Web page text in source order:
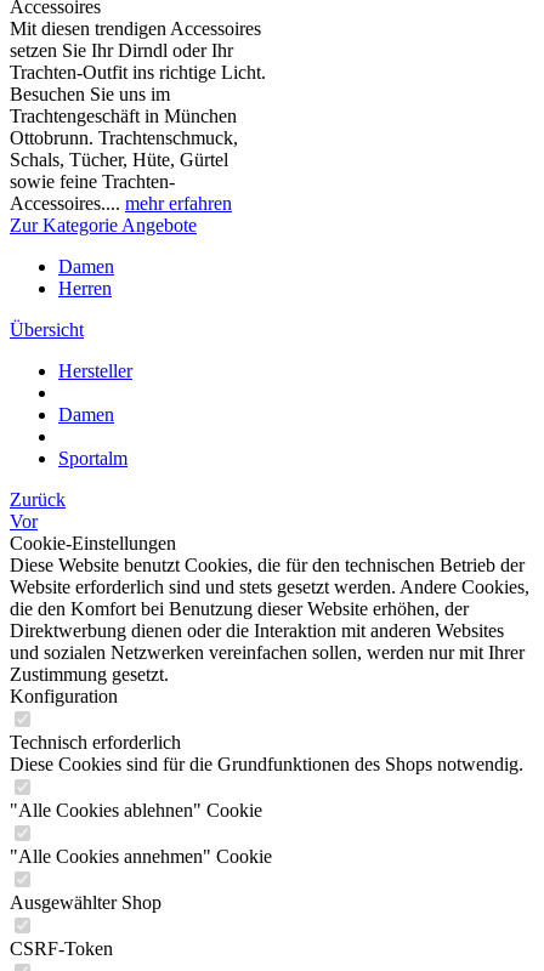
Accessoires
Mit diesen trendigen Accessoires
setzen Sie Ihr Dirndl oder Ihr
Trachten-Outfit ins richtige Licht.
Besuchen Sie uns im
Trachtengeschäft in München
Ottobrunn. Trachtenschmuck,
Schals, Tücher, Hüte, Gürtel
sowie feine Trachten-
Accessoires.... mehr erfahren
Zur Kategorie Angebote
Damen
Herren
Übersicht
Hersteller
Damen
Sportalm
Zurück
Vor
Cookie-Einstellungen
Diese Website benutzt Cookies, die für den technischen Betrieb der
Website erforderlich sind und stets gesetzt werden. Andere Cookies,
die den Komfort bei Benutzung dieser Website erhöhen, der
Direktwerbung dienen oder die Interaktion mit anderen Websites
und sozialen Netzwerken vereinfachen sollen, werden nur mit Ihrer
Zustimmung gesetzt.
Konfiguration
Technisch erforderlich
Diese Cookies sind für die Grundfunktionen des Shops notwendig.
"Alle Cookies ablehnen" Cookie
"Alle Cookies annehmen" Cookie
Ausgewählter Shop
CSRF-Token